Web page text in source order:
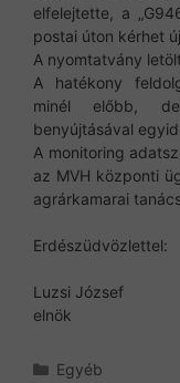
elfelejtette, a
postai úton kérhet
A nyomtatvány
A hatékony
minél előbb,
benyújtásával
A monitoring
az MVH központi
agrárkamarai
Erdészüdvözlettel:
Luzsi József
elnök
Kategória
Egyéb